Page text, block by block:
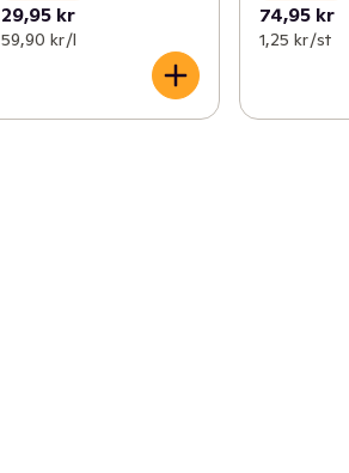
29,95 kr
59,90 kr /l
74,95 kr
1,25 kr /st